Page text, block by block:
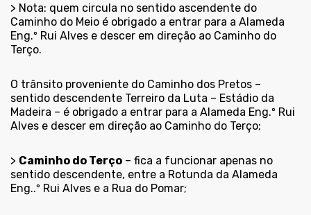
> Nota: quem circula no sentido ascendente do
Caminho do Meio é obrigado a entrar para a Alameda
Eng.º Rui Alves e descer em direção ao Caminho do
Terço.
O trânsito proveniente do Caminho dos Pretos –
sentido descendente Terreiro da Luta – Estádio da
Madeira – é obrigado a entrar para a Alameda Eng.º Rui
Alves e descer em direção ao Caminho do Terço;
> Caminho do Terço – fica a funcionar apenas no
sentido descendente, entre a Rotunda da Alameda
Eng..º Rui Alves e a Rua do Pomar;